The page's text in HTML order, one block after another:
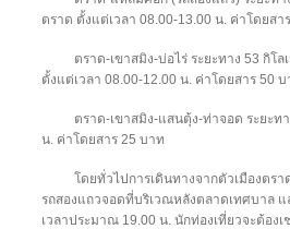
ตราด ตั้งแต่เวลา 08.00-13.00 น. ค่าโดยสา
ตราด-เขาสมิง-บ่อไร่ ระยะทาง 53 กิโ
ตั้งแต่เวลา 08.00-12.00 น. ค่าโดยสาร 50
ตราด-เขาสมิง-แสนตุ้ง-ท่าจอด ระยะท
น. ค่าโดยสาร 25 บาท
โดยทั่วไปการเดินทางจากตัวเมืองตร
รถสองแถวจอดที่บริเวณหลังตลาดเทศบาล
เวลาประมาณ 19.00 น. นักท่องเที่ยวจะต้อ